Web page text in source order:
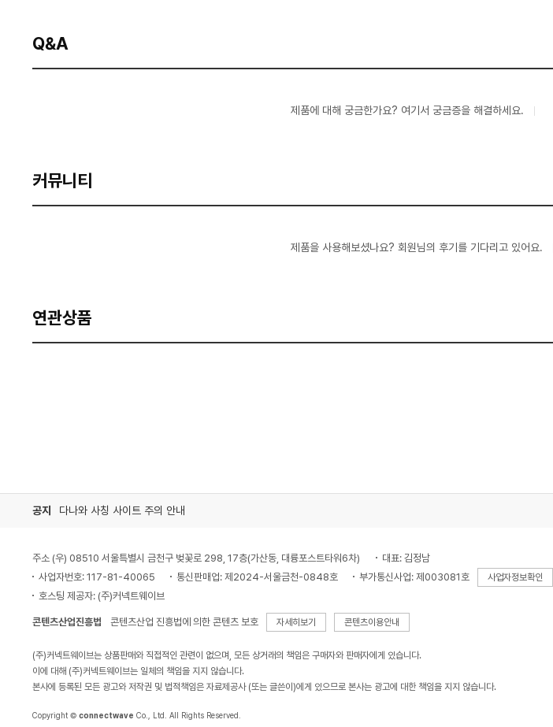
Q&A
제품에 대해 궁금한가요? 여기서 궁금증을 해결하세요.
커뮤니티
제품을 사용해보셨나요? 회원님의 후기를 기다리고 있어요.
연관상품
공지 다나와 사칭 사이트 주의 안내
주소 (우) 08510 서울특별시 금천구 벚꽃로 298, 17층(가산동, 대륭포스트타워6차)
대표: 김정남
사업자번호: 117-81-40065
통신판매업: 제2024-서울금천-0848호 부가통신사업: 제003081호 사업자정보확인
호스팅 제공자: (주)커넥트웨이브
콘텐츠산업진흥법 콘텐츠산업 진흥법에 의한 콘텐츠 보호 자세히보기 콘텐츠이용안내
(주)커넥트웨이브는 상품판매와 직접적인 관련이 없으며, 모든 상거래의 책임은 구매자와 판매자에게 있습니다.
이에 대해 (주)커넥트웨이브는 일체의 책임을 지지 않습니다.
본사에 등록된 모든 광고와 저작권 및 법적책임은 자료제공사 (또는 글쓴이)에게 있으므로 본사는 광고에 대한 책임을 지지 않습니다.
Copyright © connectwave Co., Ltd. All Rights Reserved.